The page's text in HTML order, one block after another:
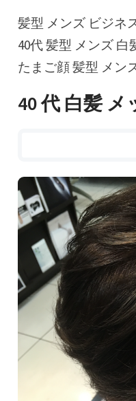
髪型 メンズ ビジネ
40代 髪型 メンズ 白
たまご顔 髪型 メン
40 代 白髪